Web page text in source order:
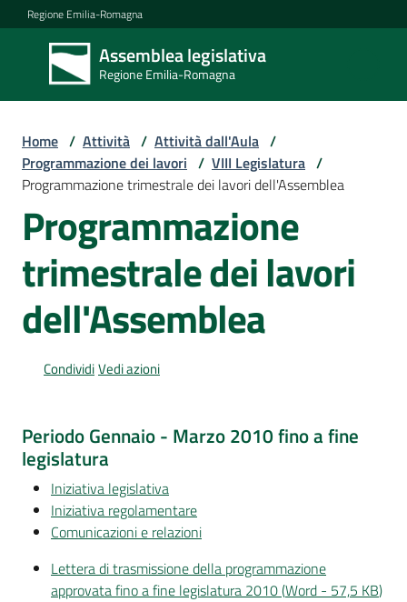
Vai al contenuto
Vai alla navigazione
Vai al footer
Regione Emilia-Romagna
Assemblea legislativa
Regione Emilia-Romagna
Assemblea
legislativa
Regione Emilia-
Assemblea
Attività
Argomenti
i
media
Per
Home / Attività / Attività dall'Aula /
Programmazione dei lavori / VIII Legislatura /
Programmazione trimestrale dei lavori dell'Assemblea
Programmazione
trimestrale dei lavori
dell'Assemblea
CondividiVedi azioni
Periodo Gennaio - Marzo 2010 fino a fine
legislatura
Iniziativa legislativa
Iniziativa regolamentare
Comunicazioni e relazioni
Lettera di trasmissione della programmazione
approvata fino a fine legislatura 2010(Word - 57,5 KB)